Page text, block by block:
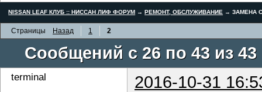
NISSAN LEAF КЛУБ :: НИССАН ЛИФ ФОРУМ → РЕМОНТ, ОБСЛУЖИВАНИЕ →ЗАМЕНА
Страницы Назад 1 2
Сообщений с 26 по 43 из 43
terminal 2016-10-31